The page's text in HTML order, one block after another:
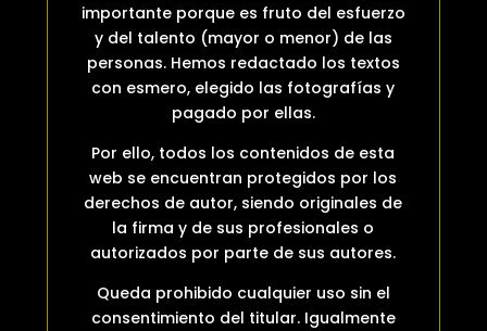
importante porque es fruto del esfuerzo
y del talento (mayor o menor) de las
personas. Hemos redactado los textos
con esmero, elegido las fotografías y
pagado por ellas.
Por ello, todos los contenidos de esta
web se encuentran protegidos por los
derechos de autor, siendo originales de
la firma y de sus profesionales o
autorizados por parte de sus autores.
Queda prohibido cualquier uso sin el
consentimiento del titular. Igualmente